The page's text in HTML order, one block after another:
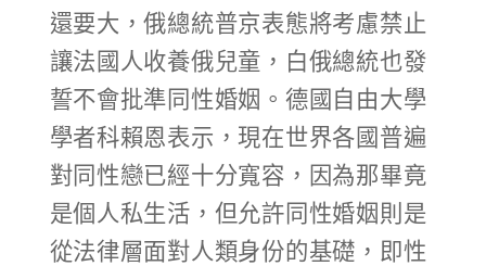
還要大，俄總統普京表態將考慮禁止
讓法國人收養俄兒童，白俄總統也發
誓不會批準同性婚姻。德國自由大學
學者科賴恩表示，現在世界各國普遍
對同性戀已經十分寬容，因為那畢竟
是個人私生活，但允許同性婚姻則是
從法律層面對人類身份的基礎，即性